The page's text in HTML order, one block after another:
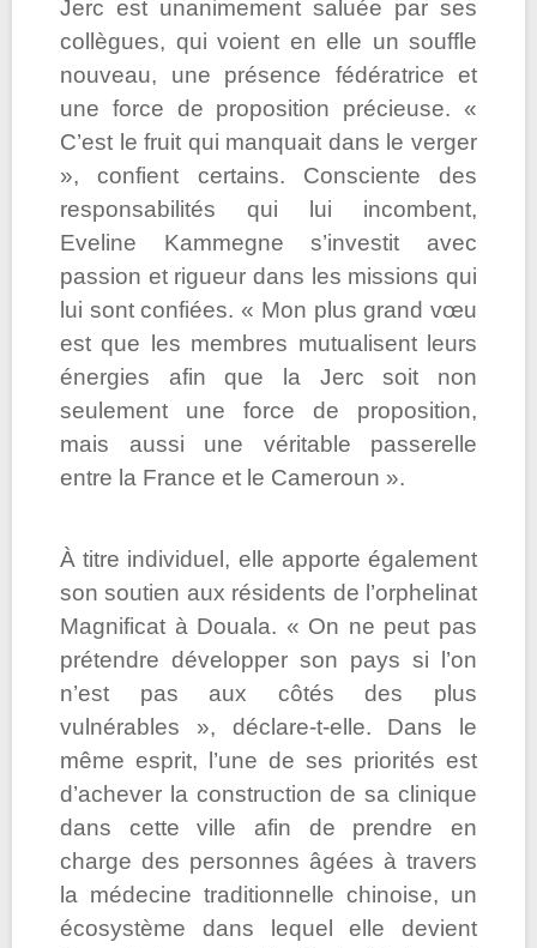
Jerc est unanimement saluée par ses
collègues, qui voient en elle un souffle
nouveau, une présence fédératrice et
une force de proposition précieuse. «
C’est le fruit qui manquait dans le verger
», confient certains. Consciente des
responsabilités qui lui incombent,
Eveline Kammegne s’investit avec
passion et rigueur dans les missions qui
lui sont confiées. « Mon plus grand vœu
est que les membres mutualisent leurs
énergies afin que la Jerc soit non
seulement une force de proposition,
mais aussi une véritable passerelle
entre la France et le Cameroun ».
À titre individuel, elle apporte également
son soutien aux résidents de l’orphelinat
Magnificat à Douala. « On ne peut pas
prétendre développer son pays si l’on
n’est pas aux côtés des plus
vulnérables », déclare-t-elle. Dans le
même esprit, l’une de ses priorités est
d’achever la construction de sa clinique
dans cette ville afin de prendre en
charge des personnes âgées à travers
la médecine traditionnelle chinoise, un
écosystème dans lequel elle devient